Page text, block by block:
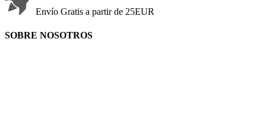
Envío Gratis a partir de 25EUR
SOBRE NOSOTROS